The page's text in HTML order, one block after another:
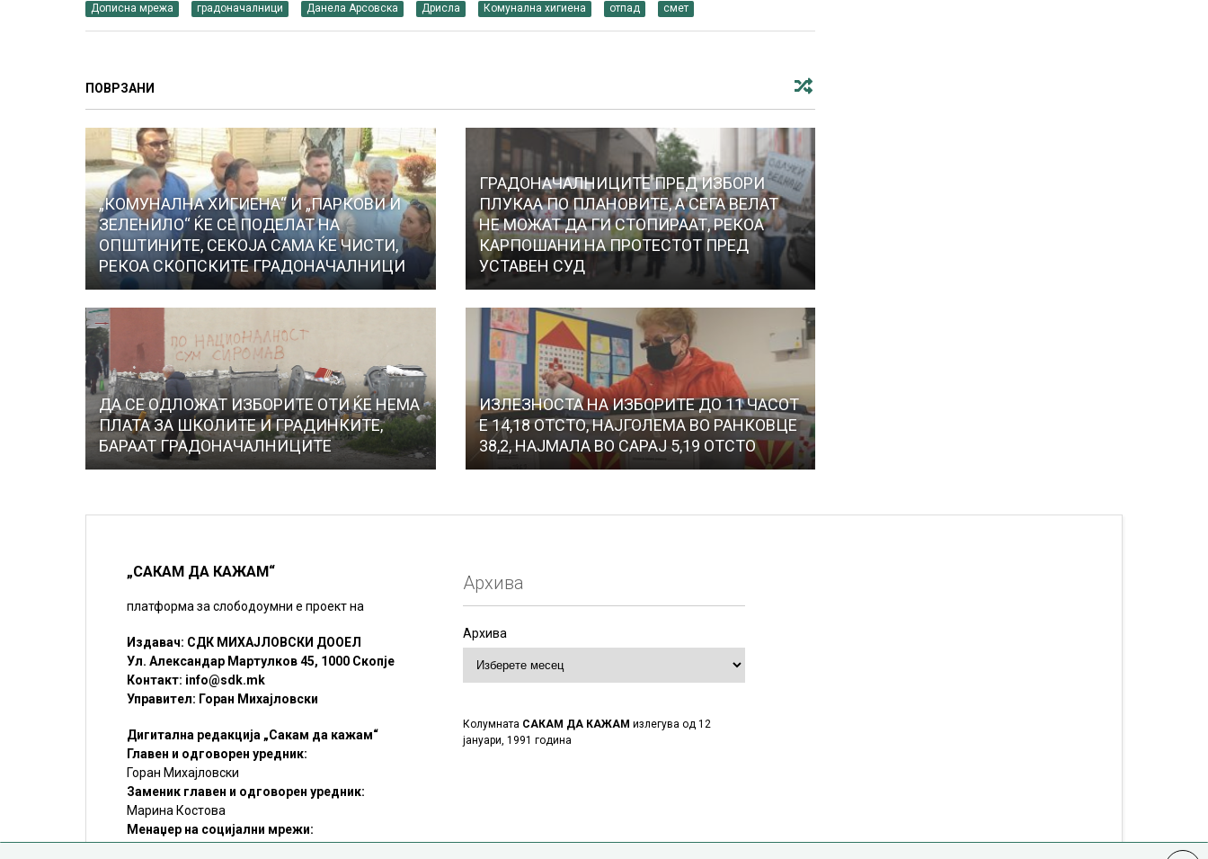
Дописна мрежа градоначалници Данела Арсовска Дрисла Комунална хигиена отпад смет
ПОВРЗАНИ
„КОМУНАЛНА ХИГИЕНА“ И „ПАРКОВИ И
ЗЕЛЕНИЛО“ ЌЕ СЕ ПОДЕЛАТ НА
ОПШТИНИТЕ, СЕКОЈА САМА ЌЕ ЧИСТИ,
РЕКОА СКОПСКИТЕ ГРАДОНАЧАЛНИЦИ
ГРАДОНАЧАЛНИЦИТЕ ПРЕД ИЗБОРИ
ПЛУКАА ПО ПЛАНОВИТЕ, А СЕГА ВЕЛАТ
НЕ МОЖАТ ДА ГИ СТОПИРААТ, РЕКОА
КАРПОШАНИ НА ПРОТЕСТОТ ПРЕД
УСТАВЕН СУД
ДА СЕ ОДЛОЖАТ ИЗБОРИТЕ ОТИ ЌЕ НЕМА
ПЛАТА ЗА ШКОЛИТЕ И ГРАДИНКИТЕ,
БАРААТ ГРАДОНАЧАЛНИЦИТЕ
ИЗЛЕЗНОСТА НА ИЗБОРИТЕ ДО 11 ЧАСОТ
E 14,18 ОТСТО, НАЈГОЛЕМА ВО РАНКОВЦЕ
38,2, НАЈМАЛА ВО САРАЈ 5,19 ОТСТО
„САКАМ ДА КАЖАМ“
платформа за слободоумни е проект на
Издавач: СДК МИХАЈЛОВСКИ ДООЕЛ
Ул. Александар Мартулков 45, 1000 Скопје
Контакт: info@sdk.mk
Управител: Горан Михајловски
Дигитална редакција „Сакам да кажам“
Главен и одговорен уредник:
Горан Михајловски
Заменик главен и одговорен уредник:
Марина Костова
Менаџер на социјални мрежи:
Мирослав Илиоски
Архива
Архива
Колумната САКАМ ДА КАЖАМ излегува од 12
јануари, 1991 година